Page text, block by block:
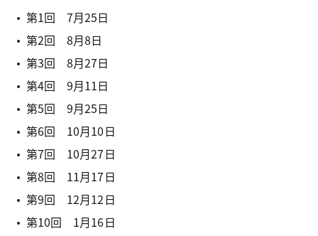
第1回 7月25日
第2回 8月8日
第3回 8月27日
第4回 9月11日
第5回 9月25日
第6回 10月10日
第7回 10月27日
第8回 11月17日
第9回 12月12日
第10回 1月16日